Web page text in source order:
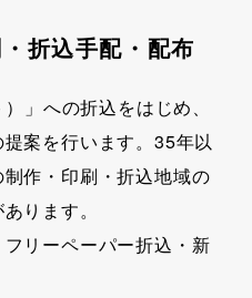
折込手配・配布
」への折込をはじめ、
案を行います。35年以
作・印刷・折込地域の
ります。
リーペーパー折込・新